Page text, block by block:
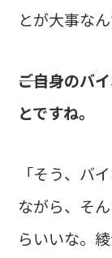
とが大事な
――ご自身の
とですね。
「そう、バ
ながら、そ
らいいな。